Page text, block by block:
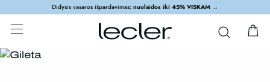
Didysis vasaros išpardavimas: nuolaidos iki 45% VISKAM →